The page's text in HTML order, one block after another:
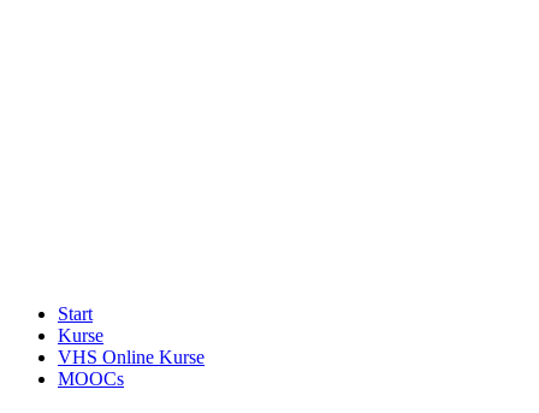
Start
Kurse
VHS Online Kurse
MOOCs